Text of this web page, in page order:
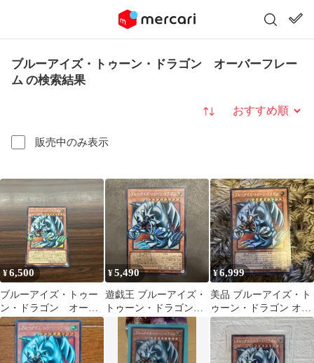
ブルーアイズ・トゥーン・ドラゴン オーバーフレー
ム の検索結果
販売中のみ表示
並び替え
¥6,500
ブルーアイズ・トゥー
ン・ドラゴン オーバ
ーフレーム
¥5,490
遊戯王 ブルーアイズ・
トゥーン・ドラゴン
オーバーフレーム シ
¥6,999
美品 ブルーアイズ・ト
ゥーン・ドラゴン オー
バーフレーム オバフレ